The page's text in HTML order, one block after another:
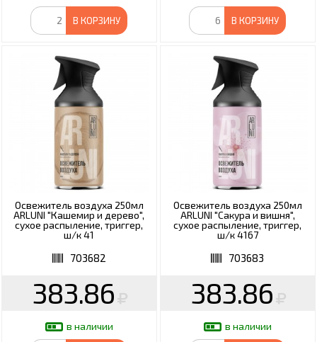
В КОРЗИНУ В КОРЗИНУ
Освежитель воздуха 250мл
ARLUNI "Кашемир и дерево",
сухое распыление, триггер,
ш/к 41
703682
383.86
в наличии
Освежитель воздуха 250мл
ARLUNI "Сакура и вишня",
сухое распыление, триггер,
ш/к 4167
703683
383.86
в наличии